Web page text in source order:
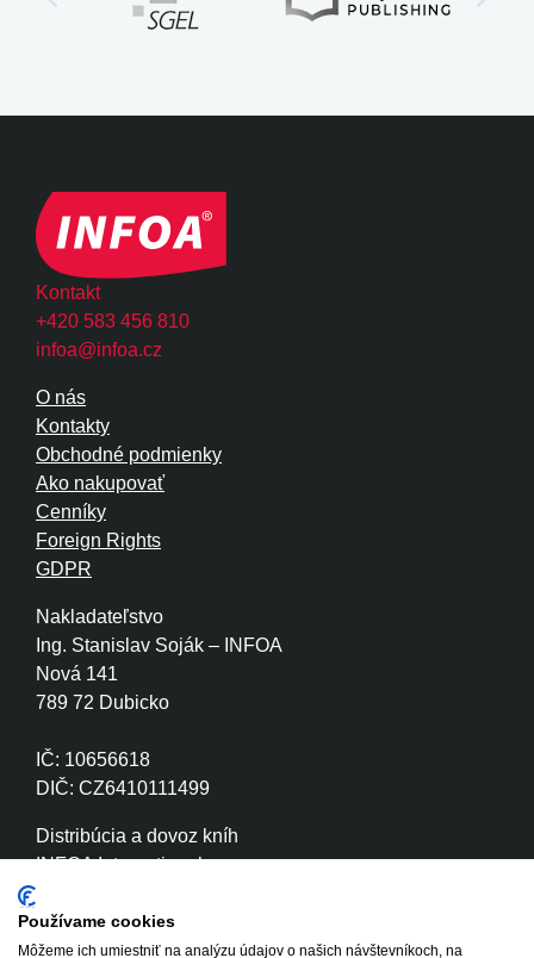
Kontakt
+420 583 456 810
infoa@infoa.cz
Nakladateľstvo
Ing. Stanislav Soják – INFOA
Nová 141
789 72 Dubicko
IČ: 10656618
DIČ: CZ6410111499
Distribúcia a dovoz kníh
INFOA International s.r.o.
789 72 Dubicko
O nás
Kontakty
Obchodné podmienky
Ako nakupovať
Cenníky
Foreign Rights
GDPR
Používame cookies
Môžeme ich umiestniť na analýzu údajov o našich návštevníkoch, na